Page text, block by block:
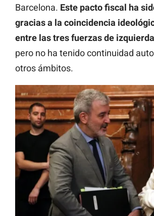
Barcelona. Este pacto fiscal ha
gracias a la coincidencia
entre las tres fuerzas de
pero no ha tenido continuidad
otros ámbitos.